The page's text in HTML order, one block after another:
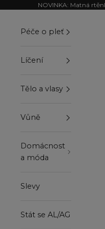
Přejít na obsahNOVINKA: Matná
Péče o pleť
Líčení
Tělo a vlasy
Vůně
Domácnost
a móda
Slevy
Stát se AL/AG